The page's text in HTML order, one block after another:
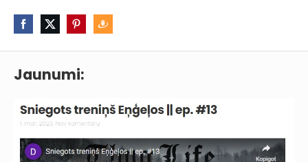
Jaunumi: